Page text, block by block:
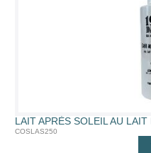
COSLAS250